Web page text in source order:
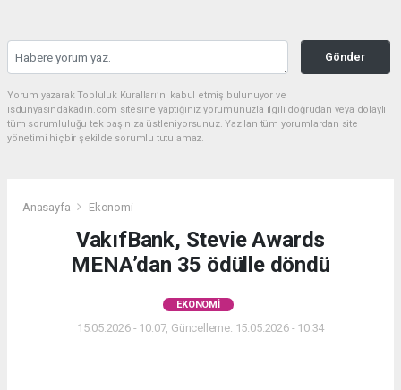
Gönder
Yorum yazarak Topluluk Kuralları’nı kabul etmiş bulunuyor ve
isdunyasindakadin.com sitesine yaptığınız yorumunuzla ilgili doğrudan veya dolaylı
tüm sorumluluğu tek başınıza üstleniyorsunuz. Yazılan tüm yorumlardan site
yönetimi hiçbir şekilde sorumlu tutulamaz.
Anasayfa Ekonomi
VakıfBank, Stevie Awards
MENA’dan 35 ödülle döndü
EKONOMI
15.05.2026 - 10:07, Güncelleme: 15.05.2026 - 10:34